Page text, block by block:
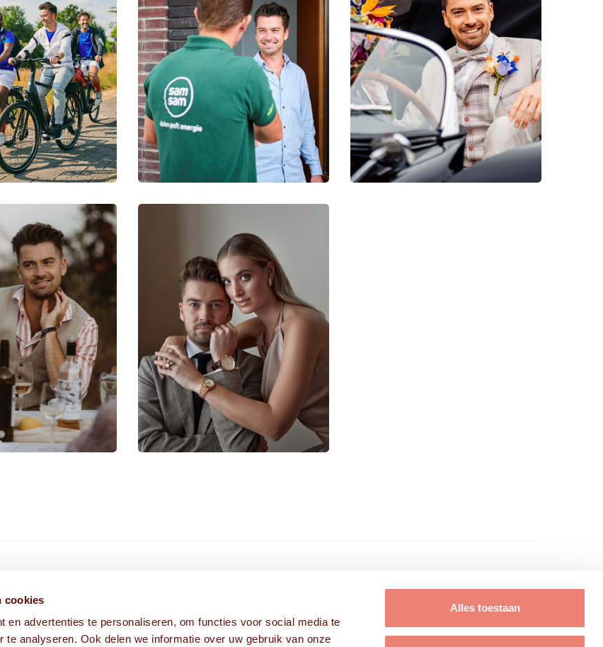
cookies
en advertenties te personaliseren, om functies voor social media te
te analyseren. Ook delen we informatie over uw gebruik van onze
Alles toestaan
HIER VIND JE ONS
Fabriekstraat 1A
Modellen